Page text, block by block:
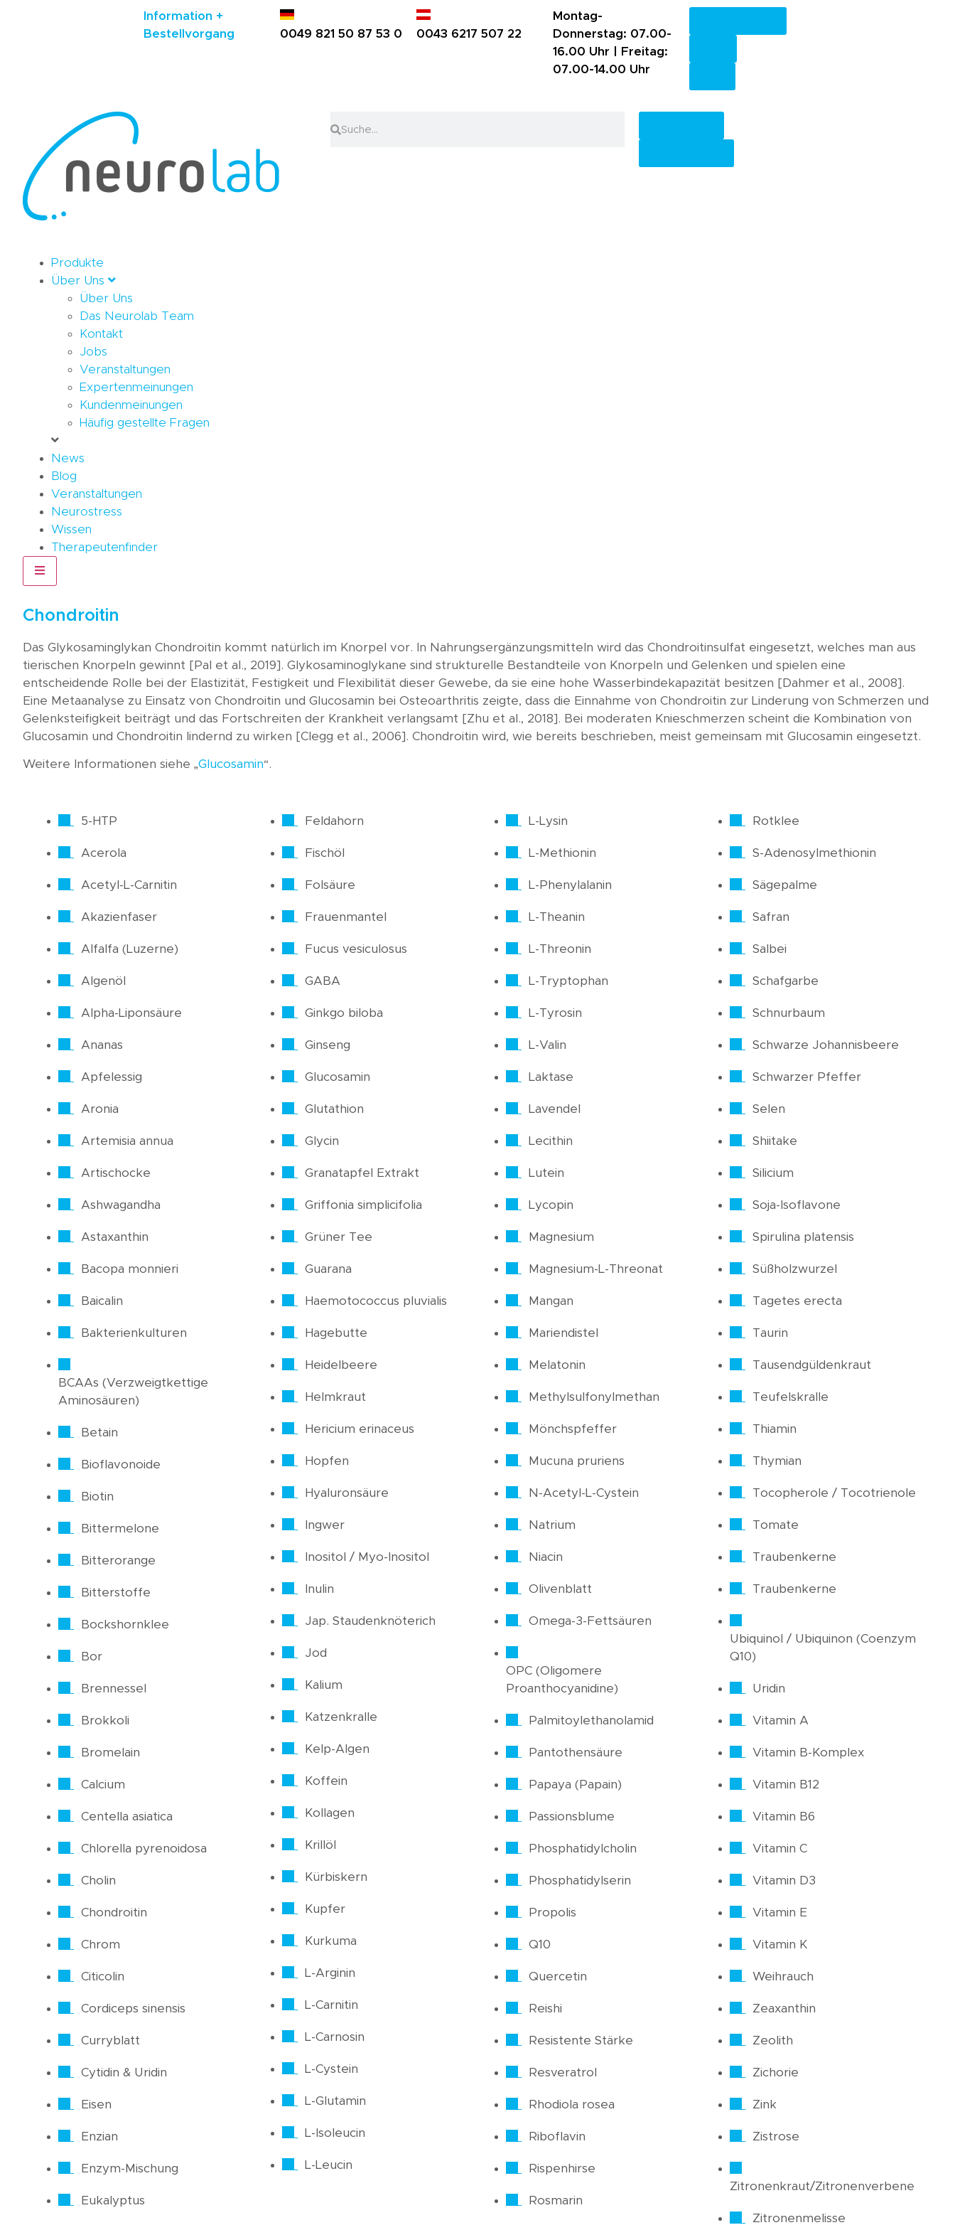
Information +
Bestellvorgang
0049 821 50 87 53 0 0043 6217 507 22
Montag-
Donnerstag: 07.00-
16.00 Uhr |
Freitag:
07.00-14.00 Uhr
Produkte
Über Uns
Über Uns
Das Neurolab Team
Kontakt
Jobs
Veranstaltungen
Expertenmeinungen
Kundenmeinungen
Häufig gestellte Fragen
News
Blog
Veranstaltungen
Neurostress
Wissen
Therapeutenfinder
Hamburger Toggle Menu
Chondroitin
Das Glykosaminglykan Chondroitin kommt natürlich im Knorpel vor. In Nahrungsergänzungsmitteln wird das Chondroitinsulfat eingesetzt, welches man aus
tierischen Knorpeln gewinnt [Pal et al., 2019]. Glykosaminoglykane sind strukturelle Bestandteile von Knorpeln und Gelenken und spielen eine
entscheidende Rolle bei der Elastizität, Festigkeit und Flexibilität dieser Gewebe, da sie eine hohe Wasserbindekapazität besitzen [Dahmer et al., 2008].
Eine Metaanalyse zu Einsatz von Chondroitin und Glucosamin bei Osteoarthritis zeigte, dass die Einnahme von Chondroitin zur Linderung von Schmerzen und
Gelenksteifigkeit beiträgt und das Fortschreiten der Krankheit verlangsamt [Zhu et al., 2018]. Bei moderaten Knieschmerzen scheint die Kombination von
Glucosamin und Chondroitin lindernd zu wirken [Clegg et al., 2006]. Chondroitin wird, wie bereits beschrieben, meist gemeinsam mit Glucosamin eingesetzt.
Weitere Informationen siehe „Glucosamin“.
5-HTP
Acerola
Acetyl-L-Carnitin
Akazienfaser
Alfalfa (Luzerne)
Algenöl
Alpha-Liponsäure
Ananas
Apfelessig
Aronia
Artemisia annua
Artischocke
Ashwagandha
Astaxanthin
Bacopa monnieri
Baicalin
Bakterienkulturen
BCAAs (Verzweigtkettige
Aminosäuren)
Betain
Bioflavonoide
Biotin
Bittermelone
Bitterorange
Bitterstoffe
Bockshornklee
Bor
Brennessel
Brokkoli
Bromelain
Calcium
Centella asiatica
Chlorella pyrenoidosa
Cholin
Chondroitin
Chrom
Citicolin
Cordiceps sinensis
Curryblatt
Cytidin & Uridin
Eisen
Enzian
Enzym-Mischung
Eukalyptus
Feldahorn
Fischöl
Folsäure
Frauenmantel
Fucus vesiculosus
GABA
Ginkgo biloba
Ginseng
Glucosamin
Glutathion
Glycin
Granatapfel Extrakt
Griffonia simplicifolia
Grüner Tee
Guarana
Haemotococcus pluvialis
Hagebutte
Heidelbeere
Helmkraut
Hericium erinaceus
Hopfen
Hyaluronsäure
Ingwer
Inositol / Myo-Inositol
Inulin
Jap. Staudenknöterich
Jod
Kalium
Katzenkralle
Kelp-Algen
Koffein
Kollagen
Krillöl
Kürbiskern
Kupfer
Kurkuma
L-Arginin
L-Carnitin
L-Carnosin
L-Cystein
L-Glutamin
L-Isoleucin
L-Leucin
L-Lysin
L-Methionin
L-Phenylalanin
L-Theanin
L-Threonin
L-Tryptophan
L-Tyrosin
L-Valin
Laktase
Lavendel
Lecithin
Lutein
Lycopin
Magnesium
Magnesium-L-Threonat
Mangan
Mariendistel
Melatonin
Methylsulfonylmethan
Mönchspfeffer
Mucuna pruriens
N-Acetyl-L-Cystein
Natrium
Niacin
Olivenblatt
Omega-3-Fettsäuren
OPC (Oligomere
Proanthocyanidine)
Palmitoylethanolamid
Pantothensäure
Papaya (Papain)
Passionsblume
Phosphatidylcholin
Phosphatidylserin
Propolis
Q10
Quercetin
Reishi
Resistente Stärke
Resveratrol
Rhodiola rosea
Riboflavin
Rispenhirse
Rosmarin
Rotklee
S-Adenosylmethionin
Sägepalme
Safran
Salbei
Schafgarbe
Schnurbaum
Schwarze Johannisbeere
Schwarzer Pfeffer
Selen
Shiitake
Silicium
Soja-Isoflavone
Spirulina platensis
Süßholzwurzel
Tagetes erecta
Taurin
Tausendgüldenkraut
Teufelskralle
Thiamin
Thymian
Tocopherole / Tocotrienole
Tomate
Traubenkerne
Traubenkerne
Ubiquinol / Ubiquinon (Coenzym
Q10)
Uridin
Vitamin A
Vitamin B-Komplex
Vitamin B12
Vitamin B6
Vitamin C
Vitamin D3
Vitamin E
Vitamin K
Weihrauch
Zeaxanthin
Zeolith
Zichorie
Zink
Zistrose
Zitronenkraut/Zitronenverbene
Zitronenmelisse